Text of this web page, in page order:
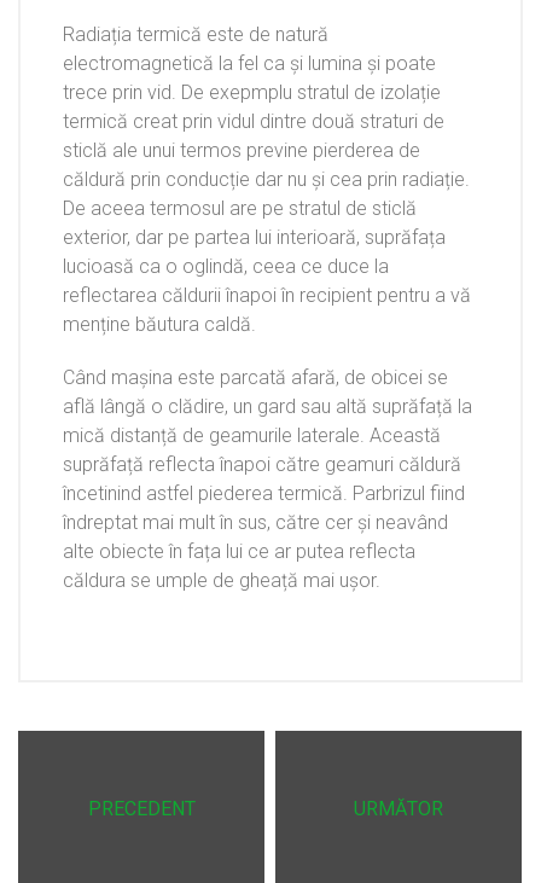
Radiația termică este de natură
electromagnetică la fel ca și lumina și poate
trece prin vid. De exepmplu stratul de izolație
termică creat prin vidul dintre două straturi de
sticlă ale unui termos previne pierderea de
căldură prin conducție dar nu și cea prin radiație.
De aceea termosul are pe stratul de sticlă
exterior, dar pe partea lui interioară, suprăfața
lucioasă ca o oglindă, ceea ce duce la
reflectarea căldurii înapoi în recipient pentru a vă
menține băutura caldă.
Când mașina este parcată afară, de obicei se
află lângă o clădire, un gard sau altă suprăfață la
mică distanță de geamurile laterale. Această
suprăfață reflecta înapoi către geamuri căldură
încetinind astfel piederea termică. Parbrizul fiind
îndreptat mai mult în sus, către cer și neavând
alte obiecte în fața lui ce ar putea reflecta
căldura se umple de gheață mai ușor.
PRECEDENT URMĂTOR